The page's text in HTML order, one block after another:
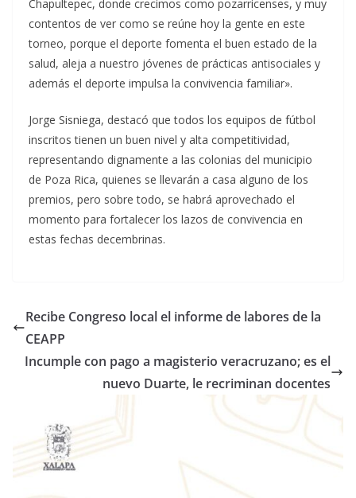
Chapultepec, donde crecimos como pozarricenses, y muy
contentos de ver como se reúne hoy la gente en este
torneo, porque el deporte fomenta el buen estado de la
salud, aleja a nuestro jóvenes de prácticas antisociales y
además el deporte impulsa la convivencia familiar».
Jorge Sisniega, destacó que todos los equipos de fútbol
inscritos tienen un buen nivel y alta competitividad,
representando dignamente a las colonias del municipio
de Poza Rica, quienes se llevarán a casa alguno de los
premios, pero sobre todo, se habrá aprovechado el
momento para fortalecer los lazos de convivencia en
estas fechas decembrinas.
Recibe Congreso local el informe de labores de la
CEAPP
Incumple con pago a magisterio veracruzano; es el
nuevo Duarte, le recriminan docentes